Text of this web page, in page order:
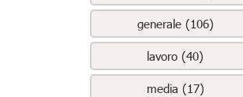
generale (106)
lavoro (40)
media (17)